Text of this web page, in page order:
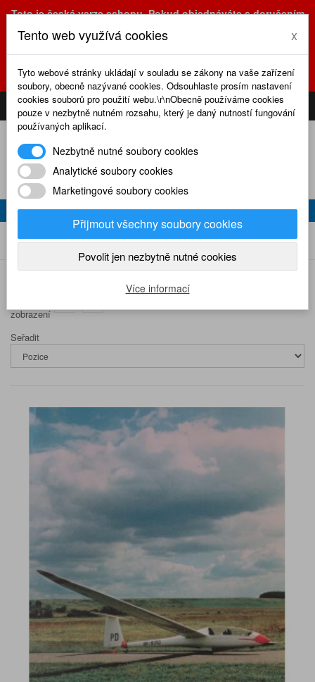
Toto je česká verze eshopu. Pokud objednáváte s doručením
(sk.eshop.rcrevue.cz - kliknutím na slovenskou vlajku)
POZOR ZMĚNA : výdejní místo a kancelář jsou nyní na adrese
Olšanská 3, Praha 3, tel. (+420) 222 723 388, 774 777 794.
CS
SK PŘIHLÁSIT KOŠÍK
PUBLIKACE
Home Ostatní Publikace
zobrazení
Seřadit
Tento web využívá cookies x
Tyto webové stránky ukládají v souladu se zákony na vaše zařízení
soubory, obecně nazývané cookies. Odsouhlaste prosím nastavení
cookies souborů pro použití webu.\r\nObecně používáme cookies
pouze v nezbytně nutném rozsahu, který je daný nutností fungování
používaných aplikací.
Nezbytně nutné soubory cookies
Analytické soubory cookies
Marketingové soubory cookies
Přijmout všechny soubory cookies
Povolit jen nezbytně nutné cookies
Více informací